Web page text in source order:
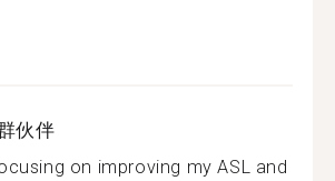
伙伴
on improving my ASL and